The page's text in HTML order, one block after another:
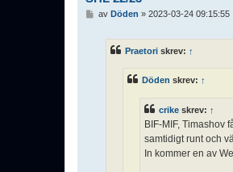
av Döden » 2023-03-24 09:15:55
Praetori skrev: ↑
Döden skrev: ↑
crike skrev: ↑
BIF-MIF, Timashov
samtidigt runt och
In kommer en av